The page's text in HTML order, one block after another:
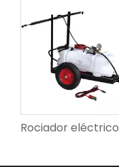
Rociador eléctrico ATV SX-CZ100D